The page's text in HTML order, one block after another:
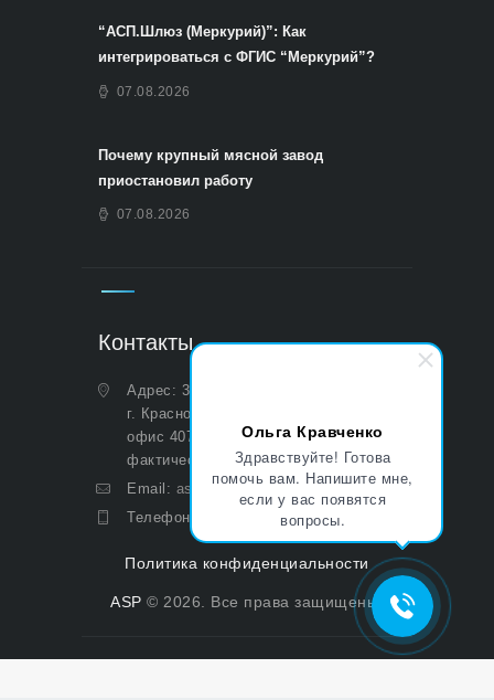
Ольга Кравченко
Здравствуйте! Готова
помочь вам. Напишите мне,
если у вас появятся
вопросы.
“АСП.Шлюз (Меркурий)”: Как
интегрироваться с ФГИС “Меркурий”?
07.08.2026
Почему крупный мясной завод
приостановил работу
07.08.2026
Контакты
Адрес: 350051, Краснодарский край,
г. Краснодар, ул. Дальняя, д. 27,
офис 407 (Юридический и
фактический)
Email: asp@aoasp.ru
Телефон:
+7 (499) 380-83-05
Политика конфиденциальности
ASP © 2026. Все права защищены.